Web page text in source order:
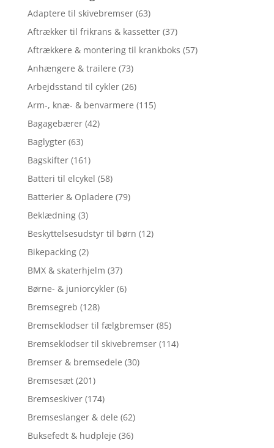
Adaptere til skivebremser (63)
Aftrækker til frikrans & kassetter (37)
Aftrækkere & montering til krankboks (57)
Anhængere & trailere (73)
Arbejdsstand til cykler (26)
Arm-, knæ- & benvarmere (115)
Bagagebærer (42)
Baglygter (63)
Bagskifter (161)
Batteri til elcykel (58)
Batterier & Opladere (79)
Beklædning (3)
Beskyttelsesudstyr til børn (12)
Bikepacking (2)
BMX & skaterhjelm (37)
Børne- & juniorcykler (6)
Bremsegreb (128)
Bremseklodser til fælgbremser (85)
Bremseklodser til skivebremser (114)
Bremser & bremsedele (30)
Bremsesæt (201)
Bremseskiver (174)
Bremseslanger & dele (62)
Buksefedt & hudpleje (36)